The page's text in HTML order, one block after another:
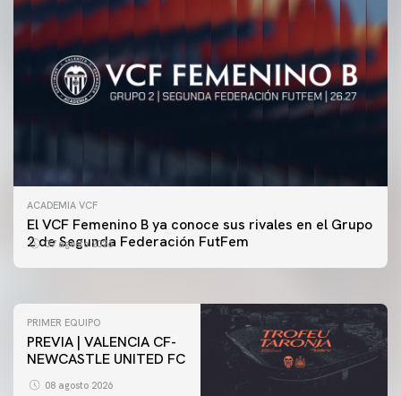
ACADEMIA VCF
El VCF Femenino B ya conoce sus rivales en el Grupo
2 de Segunda Federación FutFem
07 agosto 2026
PRIMER EQUIPO
ENTRENAMIENTO DEL VALENCIA CF 7/8/2026
PRIMER EQUIPO
PREVIA | VALENCIA CF-
NEWCASTLE UNITED FC
08 agosto 2026